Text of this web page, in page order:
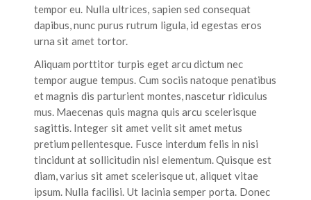
tempor eu. Nulla ultrices, sapien sed consequat
dapibus, nunc purus rutrum ligula, id egestas eros
urna sit amet tortor.
Aliquam porttitor turpis eget arcu dictum nec
tempor augue tempus. Cum sociis natoque penatibus
et magnis dis parturient montes, nascetur ridiculus
mus. Maecenas quis magna quis arcu scelerisque
sagittis. Integer sit amet velit sit amet metus
pretium pellentesque. Fusce interdum felis in nisi
tincidunt at sollicitudin nisl elementum. Quisque est
diam, varius sit amet scelerisque ut, aliquet vitae
ipsum. Nulla facilisi. Ut lacinia semper porta. Donec